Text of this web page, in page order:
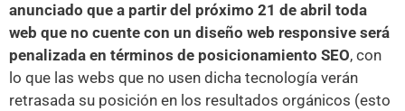
anunciado que a partir del próximo 21 de abril toda
web que no cuente con un diseño web responsive será
penalizada en términos de posicionamiento SEO, con
lo que las webs que no usen dicha tecnología verán
retrasada su posición en los resultados orgánicos (esto